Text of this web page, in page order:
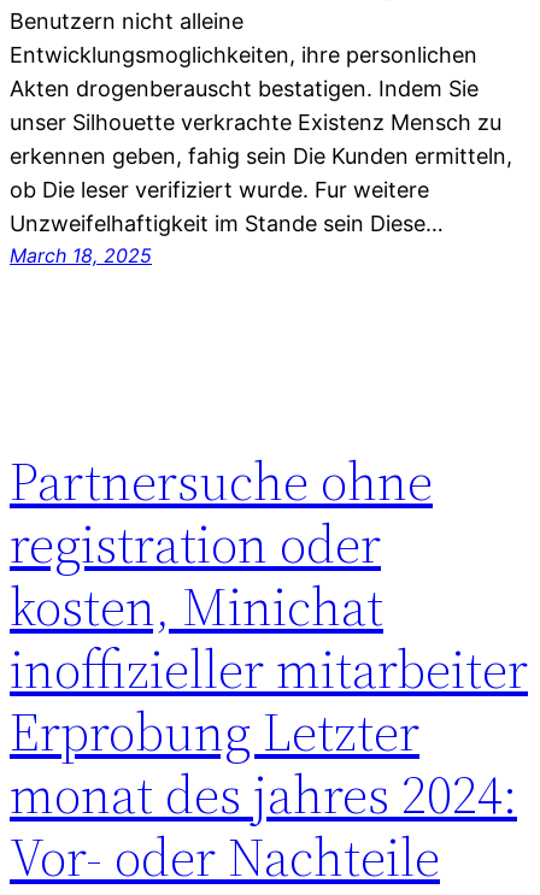
Benutzern nicht alleine
Entwicklungsmoglichkeiten, ihre personlichen
Akten drogenberauscht bestatigen. Indem Sie
unser Silhouette verkrachte Existenz Mensch zu
erkennen geben, fahig sein Die Kunden ermitteln,
ob Die leser verifiziert wurde. Fur weitere
Unzweifelhaftigkeit im Stande sein Diese…
March 18, 2025
Partnersuche ohne
registration oder
kosten, Minichat
inoffizieller mitarbeiter
Erprobung Letzter
monat des jahres 2024:
Vor- oder Nachteile